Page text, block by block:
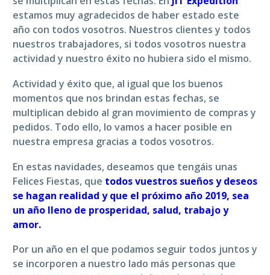
estamos muy agradecidos de haber estado este
año con todos vosotros. Nuestros clientes y todos
nuestros trabajadores, si todos vosotros nuestra
actividad y nuestro éxito no hubiera sido el mismo.
Actividad y éxito que, al igual que los buenos
momentos que nos brindan estas fechas, se
multiplican debido al gran movimiento de compras y
pedidos. Todo ello, lo vamos a hacer posible en
nuestra empresa gracias a todos vosotros.
En estas navidades, deseamos que tengáis unas
Felices Fiestas, que todos vuestros sueños y deseos
se hagan realidad y que el próximo año 2019, sea
un año lleno de prosperidad, salud, trabajo y
amor.
Por un año en el que podamos seguir todos juntos y
se incorporen a nuestro lado más personas que